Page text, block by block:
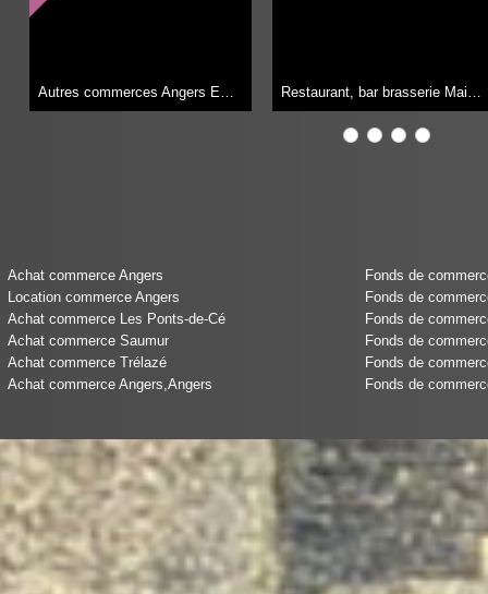
Autres commerces Angers ESTHETIQUES BEAUTE, 80 m² Restaurant, bar brasserie Maine-et-Loire (49)
Achat commerce Angers
Location commerce Angers
Achat commerce Les Ponts-de-Cé
Achat commerce Saumur
Achat commerce Trélazé
Achat commerce Angers,Angers
Fonds de
Fonds de
Fonds de
Fonds de
Fonds de
Fonds de